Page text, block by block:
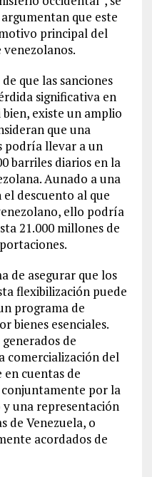
que este
principal del
que las sanciones
significativa en
existe un amplio
que una
podría llevar a un
barriles diarios en la
Aunado a una
descuento al que
ello podría
21.000 millones de
de asegurar que los
flexibilización puede
programa de
bienes esenciales.
de
comercialización del
cuentas de
por la
una representación
de Venezuela, o
acordados de